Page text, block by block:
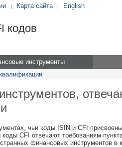
| Карта сайта | English
кодов
инструменты
чьи коды ISIN и CFI
CFI отвечают требованиям
финансовых инструментов в